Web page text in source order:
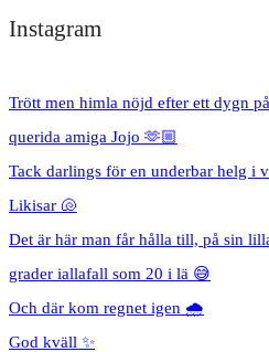
Instagram
Trött men himla nöjd efter ett dygn
querida amiga Jojo 🫶🏼
Tack darlings för en underbar helg i
Likisar 🐚
Det är här man får hålla till, på sin
grader iallafall som 20 i lä 😅
Och där kom regnet igen 🌧️
God kväll ✨